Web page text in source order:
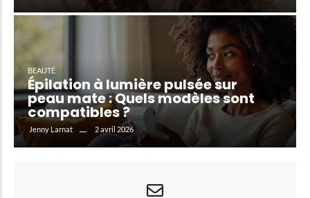
BEAUTÉ
Épilation à lumière pulsée sur
peau mate : Quels modèles sont
compatibles ?
Jenny Larnat 2 avril 2026